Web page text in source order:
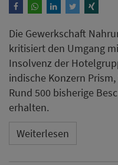
Die Gewerkschaft
kritisiert den Umgang
Insolvenz der
indische Konzern
Rund 500 bisherige
erhalten.
Weiterlesen